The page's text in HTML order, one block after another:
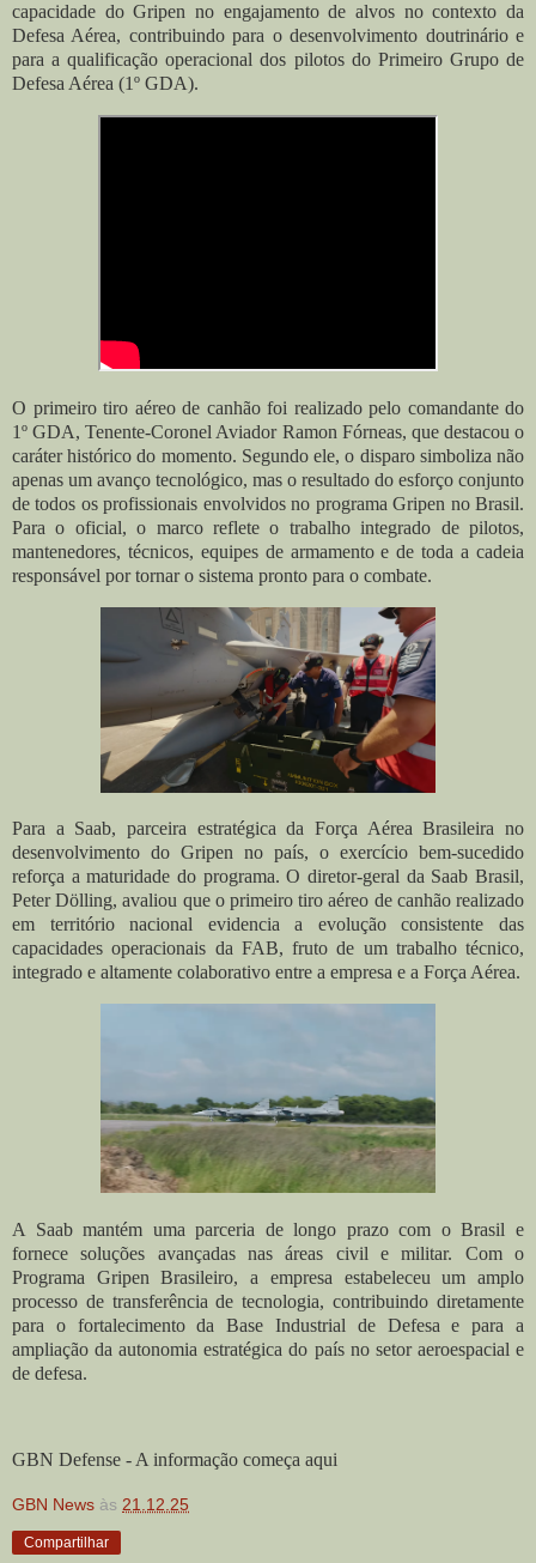
capacidade do Gripen no engajamento de alvos no contexto da
Defesa Aérea, contribuindo para o desenvolvimento doutrinário e
para a qualificação operacional dos pilotos do Primeiro Grupo de
Defesa Aérea (1º GDA).
O primeiro tiro aéreo de canhão foi realizado pelo comandante do
1º GDA, Tenente-Coronel Aviador Ramon Fórneas, que destacou o
caráter histórico do momento. Segundo ele, o disparo simboliza não
apenas um avanço tecnológico, mas o resultado do esforço conjunto
de todos os profissionais envolvidos no programa Gripen no Brasil.
Para o oficial, o marco reflete o trabalho integrado de pilotos,
mantenedores, técnicos, equipes de armamento e de toda a cadeia
responsável por tornar o sistema pronto para o combate.
Para a Saab, parceira estratégica da Força Aérea Brasileira no
desenvolvimento do Gripen no país, o exercício bem-sucedido
reforça a maturidade do programa. O diretor-geral da Saab Brasil,
Peter Dölling, avaliou que o primeiro tiro aéreo de canhão realizado
em território nacional evidencia a evolução consistente das
capacidades operacionais da FAB, fruto de um trabalho técnico,
integrado e altamente colaborativo entre a empresa e a Força Aérea.
A Saab mantém uma parceria de longo prazo com o Brasil e
fornece soluções avançadas nas áreas civil e militar. Com o
Programa Gripen Brasileiro, a empresa estabeleceu um amplo
processo de transferência de tecnologia, contribuindo diretamente
para o fortalecimento da Base Industrial de Defesa e para a
ampliação da autonomia estratégica do país no setor aeroespacial e
de defesa.
GBN Defense - A informação começa aqui
GBN News às 21.12.25
Compartilhar